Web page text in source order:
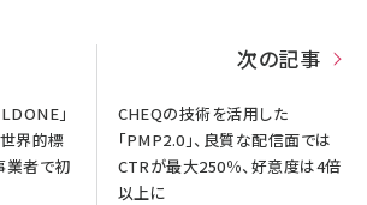
」
界的標
業者で初
次の記事
CHEQの技術を活用した
「PMP2.0」、良質な配信面では
CTRが最大250％、好意度は4倍
以上に